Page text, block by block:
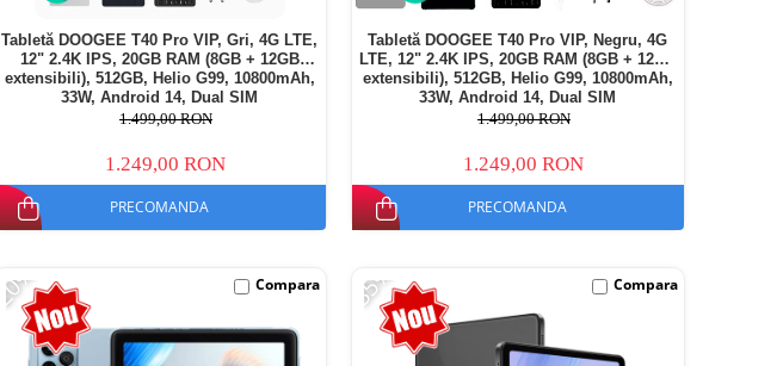
Tabletă DOOGEE T40 Pro VIP, Gri, 4G LTE,
12" 2.4K IPS, 20GB RAM (8GB + 12GB
extensibili), 512GB, Helio G99, 10800mAh,
33W, Android 14, Dual SIM
1.499,00 RON
1.249,00 RON
PRECOMANDA
Tabletă DOOGEE T40 Pro VIP, Negru, 4G
LTE, 12" 2.4K IPS, 20GB RAM (8GB + 12GB
extensibili), 512GB, Helio G99, 10800mAh,
33W, Android 14, Dual SIM
1.499,00 RON
1.249,00 RON
PRECOMANDA
-20% Compara -35% Compara